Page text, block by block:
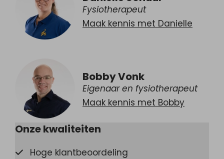
Fysiotherapeut
Maak kennis met Danielle
Bobby Vonk
Eigenaar en fysiotherapeut
Maak kennis met Bobby
Onze kwaliteiten
Hoge klantbeoordeling